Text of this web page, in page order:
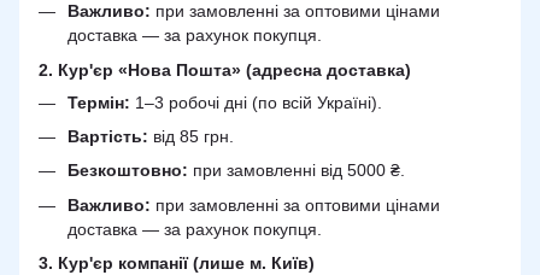
Важливо: при замовленні за оптовими цінами
доставка — за рахунок покупця.
2. Кур'єр «Нова Пошта» (адресна доставка)
Термін: 1–3 робочі дні (по всій Україні).
Вартість: від 85 грн.
Безкоштовно: при замовленні від 5000 ₴.
Важливо: при замовленні за оптовими цінами
доставка — за рахунок покупця.
3. Кур'єр компанії (лише м. Київ)